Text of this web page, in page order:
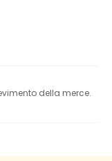
della merce.